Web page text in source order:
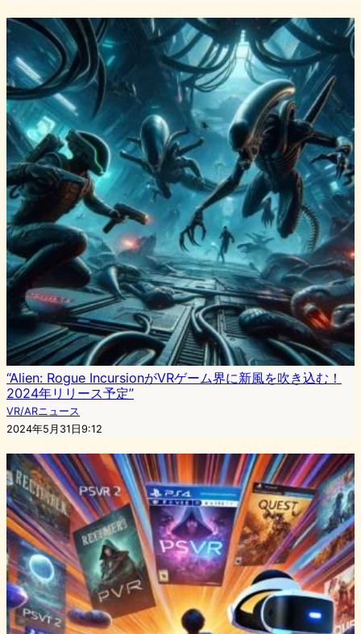
“Alien: Rogue IncursionがVRゲーム界に新風を吹き込む！
2024年リリース予定”
VR/ARニュース
2024年5月31日9:12